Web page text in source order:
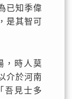
已知季偉
是其智可
，時人莫
介於河南
吾見士多